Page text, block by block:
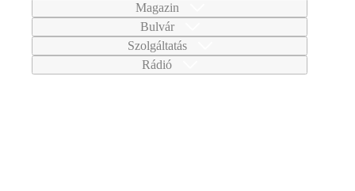
Magazin
Bulvár
Szolgáltatás
Rádió